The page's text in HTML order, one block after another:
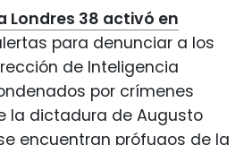
Londres 38 activó en
para denunciar a los
de Inteligencia
por crímenes
la dictadura de Augusto
encuentran prófugos de la